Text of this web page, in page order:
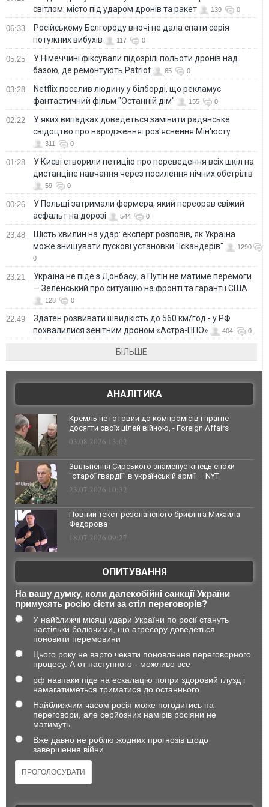
світлом: місто під ударом дронів та ракет
139 0
06:33
Російському Бєлгороду вночі не дала спати серія
потужних вибухів
117 0
05:25
У Німеччині фіксували підозрілі польоти дронів над
базою, де ремонтують Patriot
65 0
03:28
Netflix поселив людину у білборді, що рекламує
фантастичний фільм "Останній дім"
155 0
02:22
У яких випадках доведеться замінити радянське
свідоцтво про народження: роз'яснення Мін'юсту
311 0
01:28
У Києві створили петицію про переведення всіх шкіл на
дистанціне навчання через посилення нічних обстрілів
59 0
00:26
У Польщі затримали фермера, який переорав свіжий
асфальт на дорозі
544 0
23:48
Шість хвилин на удар: експерт розповів, як Україна
може знищувати пускові установки "Іскандерів"
1290
0
23:21
Україна не піде з Донбасу, а Путін не матиме перемоги
— Зеленський про ситуацію на фронті та гарантії США
128 0
22:49
Здатен розвивати швидкість до 560 км/год - у РФ
похвалилися зенітним дроном «Астра-ППО»
404 0
БІЛЬШЕ
АНАЛІТИКА
Кремль не готовий до компромісів і прагне
досягти своїх цілей війною, - Foreign Affairs
03.08.2026 13:02
Звільнення Сирського знаменує кінець епохи
"старої гвардії" в українській армії — NYT
23.07.2026 10:32
Повний текст резонансного брифінга Михайла
Федорова
18.07.2026 09:27
ОПИТУВАННЯ
На вашу думку, коли далекобійні санкції України
примусять росію сісти за стіл переговорів?
У найближчі місяці удари України по росії стануть
настільки болючими, що агресору доведеться
поновити перемовини
Цього року не варто чекати поновлення переговорного
процесу. А от наступного - можливо все
рф навпаки піде на ескалацію попри здоровий глузд і
намагатиметься триматися до останнього
Найближчим часом росія може погодитись на
переговори, але серйозних намірів росіяни не
матимуть
Вже давно не роблю жодних прогнозів щодо
завершення війни